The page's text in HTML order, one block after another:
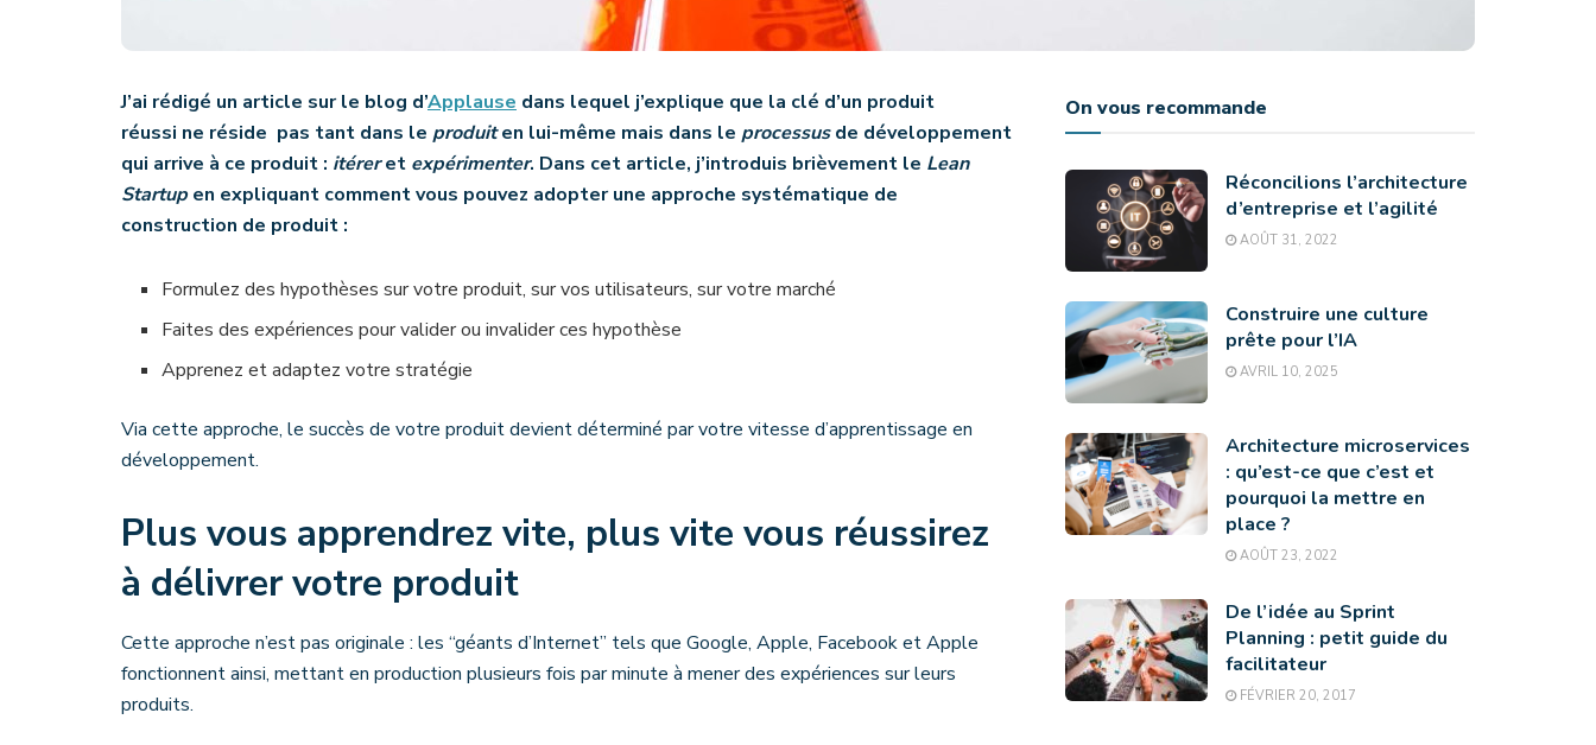
J’ai rédigé un article sur le blog d’Applause dans lequel j’explique que la clé d’un produit
réussi ne réside pas tant dans le produiten lui-même mais dans le processusde développement
qui arrive à ce produit : itéreret expérimenter. Dans cet article, j’introduis brièvement le Lean
Startupen expliquant comment vous pouvez adopter une approche systématique de
construction de produit :
Formulez des hypothèses sur votre produit, sur vos utilisateurs, sur votre marché
Faites des expériences pour valider ou invalider ces hypothèse
Apprenez et adaptez votre stratégie
Via cette approche, le succès de votre produit devient déterminé par votre vitesse d’apprentissage en
développement.
Plus vous apprendrez vite, plus vite vous réussirez
à délivrer votre produit
Cette approche n’est pas originale : les “géants d’Internet” tels que Google, Apple, Facebook et Apple
fonctionnent ainsi, mettant en production plusieurs fois par minute à mener des expériences sur leurs
produits.
On vous recommande
Réconcilions l’architecture
d’entreprise et l’agilité
AOÛT 31, 2022
Construire une culture
prête pour l’IA
AVRIL 10, 2025
Architecture microservices
: qu’est-ce que c’est et
pourquoi la mettre en
place ?
AOÛT 23, 2022
De l’idée au Sprint
Planning : petit guide du
facilitateur
FÉVRIER 20, 2017